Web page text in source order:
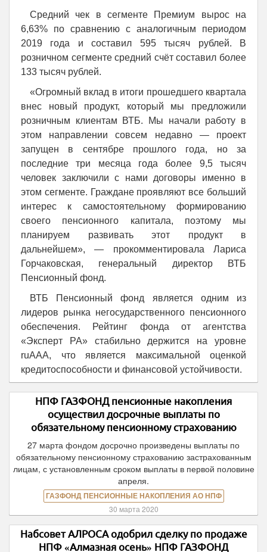
Средний чек в сегменте Премиум вырос на
6,63% по сравнению с аналогичным периодом
2019 года и составил 595 тысяч рублей. В
розничном сегменте средний счёт составил более
133 тысяч рублей.
«Огромный вклад в итоги прошедшего квартала
внес новый продукт, который мы предложили
розничным клиентам ВТБ. Мы начали работу в
этом направлении совсем недавно — проект
запущен в сентябре прошлого года, но за
последние три месяца года более 9,5 тысяч
человек заключили с нами договоры именно в
этом сегменте. Граждане проявляют все больший
интерес к самостоятельному формированию
своего пенсионного капитала, поэтому мы
планируем развивать этот продукт в
дальнейшем», — прокомментировала Лариса
Горчаковская, генеральный директор ВТБ
Пенсионный фонд.
ВТБ Пенсионный фонд является одним из
лидеров рынка негосударственного пенсионного
обеспечения. Рейтинг фонда от агентства
«Эксперт РА» стабильно держится на уровне
ruAAА, что является максимальной оценкой
кредитоспособности и финансовой устойчивости.
НПФ ГАЗФОНД пенсионные накопления
осуществил досрочные выплаты по
обязательному пенсионному страхованию
27 марта фондом досрочно произведены выплаты по
обязательному пенсионному страхованию застрахованным
лицам, с установленным сроком выплаты в первой половине
апреля.
ГАЗФОНД ПЕНСИОННЫЕ НАКОПЛЕНИЯ АО НПФ
30 марта 2020
Набсовет АЛРОСА одобрил сделку по продаже
НПФ «Алмазная осень» НПФ ГАЗФОНД